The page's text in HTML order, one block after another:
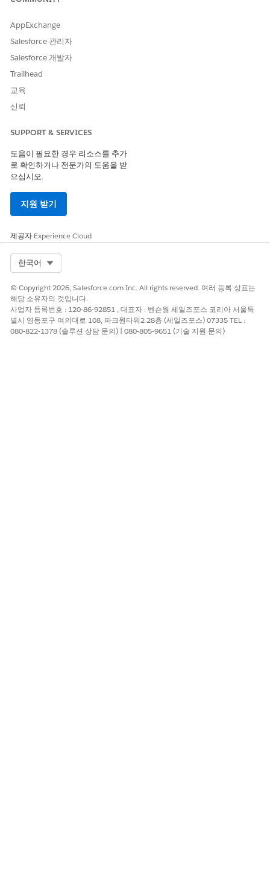
주가 표시됩니다.
서비스 프로세스를 시작하려면 검색 결과에서 서비스 프로세스
니다.
팁 더 많은 범주를 보려면
최근에 사용한 서비스 프로세스의 목록을 보려면 검색 필드를
클릭합니다.
노트작업 시작 관리자에 최대 10개의 최근에 사용한 서비스
프로세스를 표시할 수 있습니다. 최근에 사용한 서비스 프로
AppExchange
Salesforce 관리자
Salesforce 개발자
Trailhead
교육
신뢰
SUPPORT & SERVICES
도움이 필요한 경우 리소스를 추가
로 확인하거나 전문가의 도움을 받
으십시오.
지원 받기
제공자 Experience Cloud
한국어
© Copyright 2026, Salesforce.com Inc. All rights reserved. 여러 등록 상표는
해당 소유자의 것입니다.
사업자 등록번호 : 120-86-92851 , 대표자 : 벤슨웡 세일즈포스 코리아 서울특
별시 영등포구 여의대로 108, 파크원타워2 28층 (세일즈포스) 07335 TEL :
080-822-1378 (솔루션 상담 문의) | 080-805-9651 (기술 지원 문의)